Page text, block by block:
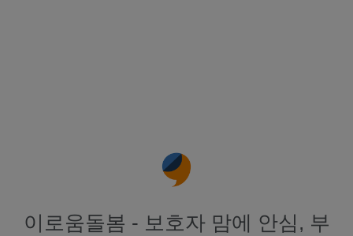
이로움돌봄 - 보호자 맘에 안심, 부